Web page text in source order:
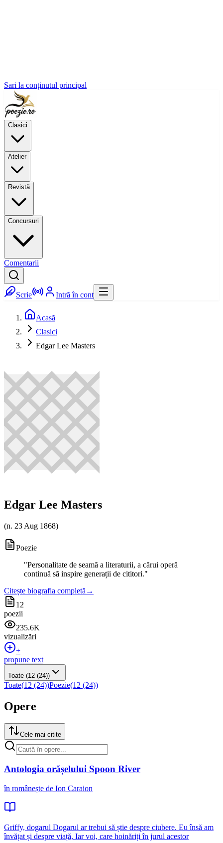
Sari la conținutul principal
Clasici
Atelier
Revistă
Concursuri
Comentarii
Scrie Intră în cont
Acasă
Clasici
Edgar Lee Masters
Edgar Lee Masters
(n. 23 Aug 1868)
Poezie
"Personalitate de seamă a literaturii, a cărui operă
continuă să inspire generații de cititori."
Citește biografia completă →
12
poezii
235.6K
vizualizări
+
propune text
Toate (12 (24))
Toate(12 (24))Poezie(12 (24))
Opere
Cele mai citite
Antologia orășelului Spoon River
în românește de Ion Caraion
Griffy, dogarul Dogarul ar trebui să știe despre ciubere. Eu însă am
învățat și despre viață, Iar voi, care hoinăriți în jurul acestor